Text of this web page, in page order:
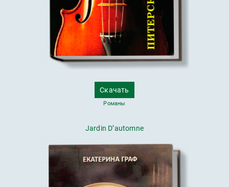
Скачать
Романы
Jardin D’automne